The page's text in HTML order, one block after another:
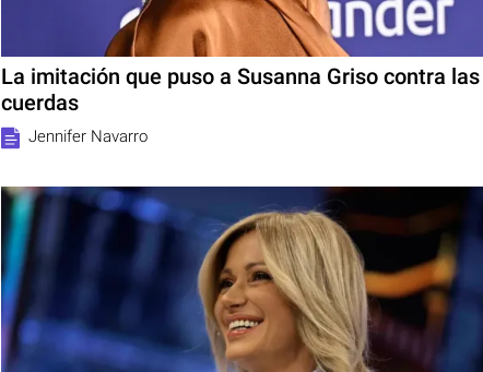
La imitación que puso a Susanna Griso contra las
cuerdas
Jennifer Navarro